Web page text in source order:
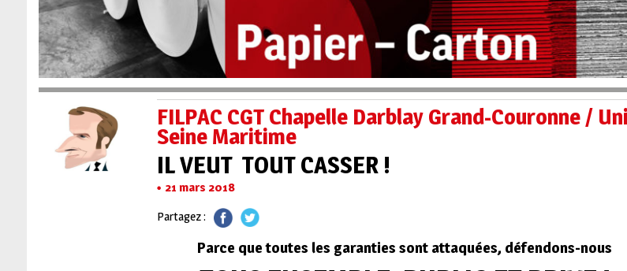
FILPAC CGT Chapelle Darblay Grand-Couronne /
Seine Maritime
IL VEUT TOUT CASSER !
21 mars 2018
Partagez :
Parce que toutes les garanties sont attaquées, défendons-nous